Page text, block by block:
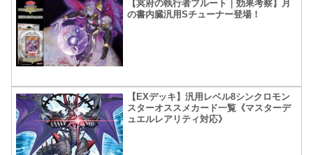
【冥府の執行者プルート｜効果考察】月
の書内臓汎用Sチューナー登場！
【EXデッキ】汎用レベル8シンクロモン
スターオススメカード一覧《マスターデ
ュエルレアリティ対応》